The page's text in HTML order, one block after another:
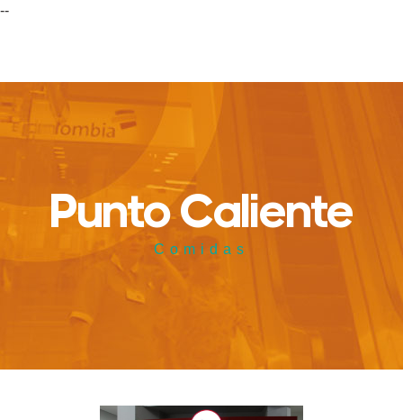
--
Punto Caliente
Comidas